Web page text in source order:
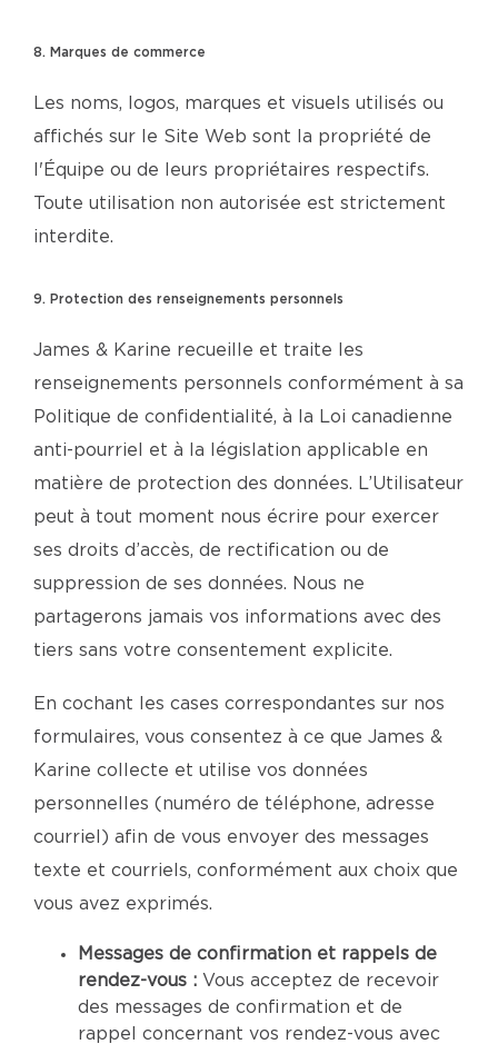
8. Marques de commerce
Les noms, logos, marques et visuels utilisés ou
affichés sur le Site Web sont la propriété de
l'Équipe ou de leurs propriétaires respectifs.
Toute utilisation non autorisée est strictement
interdite.
9. Protection des renseignements personnels
James & Karine recueille et traite les
renseignements personnels conformément à sa
Politique de confidentialité, à la Loi canadienne
anti-pourriel et à la législation applicable en
matière de protection des données. L’Utilisateur
peut à tout moment nous écrire pour exercer
ses droits d’accès, de rectification ou de
suppression de ses données. Nous ne
partagerons jamais vos informations avec des
tiers sans votre consentement explicite.
En cochant les cases correspondantes sur nos
formulaires, vous consentez à ce que James &
Karine collecte et utilise vos données
personnelles (numéro de téléphone, adresse
courriel) afin de vous envoyer des messages
texte et courriels, conformément aux choix que
vous avez exprimés.
Messages de confirmation et rappels de
rendez-vous : Vous acceptez de recevoir
des messages de confirmation et de
rappel concernant vos rendez-vous avec